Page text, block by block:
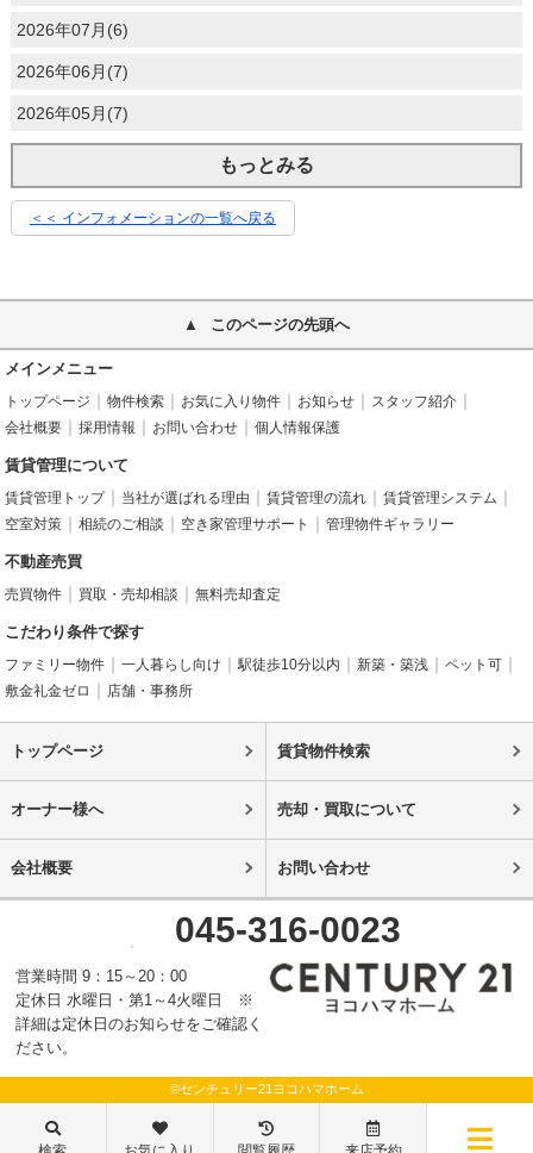
2026年07月(6)
2026年06月(7)
2026年05月(7)
もっとみる
＜＜ インフォメーションの一覧へ戻る
このページの先頭へ
メインメニュー
トップページ 物件検索 お気に入り物件 お知らせ
スタッフ紹介
会社概要
採用情報 お問い合わせ 個人情報保護
賃貸管理について
賃貸管理トップ 当社が選ばれる理由 賃貸管理の流れ
賃貸管理システム
空室対策
相続のご相談 空き家管理サポート 管理物件ギャラリー
不動産売買
売買物件 買取・売却相談 無料売却査定
こだわり条件で探す
ファミリー物件 一人暮らし向け 駅徒歩10分以内 新築・築浅
ペット可
敷金礼金ゼロ
店舗・事務所
トップページ 賃貸物件検索
オーナー様へ 売却・買取について
会社概要 お問い合わせ
045-316-0023
営業時間 9：15～20：00
定休日 水曜日・第1～4火曜日 ※
詳細は定休日のお知らせをご確認く
ださい。
©センチュリー21ヨコハマホーム